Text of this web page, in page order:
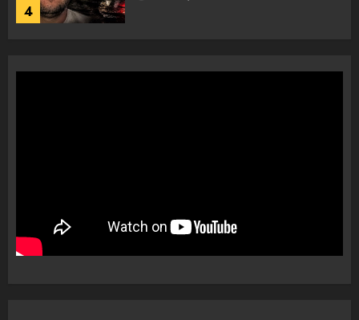
5
2
paralajmëron Instituti i
Gjeoshkencave, temperaturat
deri në 39°C